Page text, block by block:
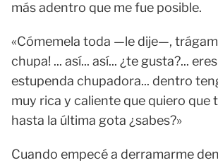
más adentro que me fue posible.
«Cómemela toda —le dije—,
chupa! ... así... así... ¿te gusta?...
estupenda chupadora... dentro
muy rica y caliente que quiero que
hasta la última gota ¿sabes?»
Cuando empecé a derramarme